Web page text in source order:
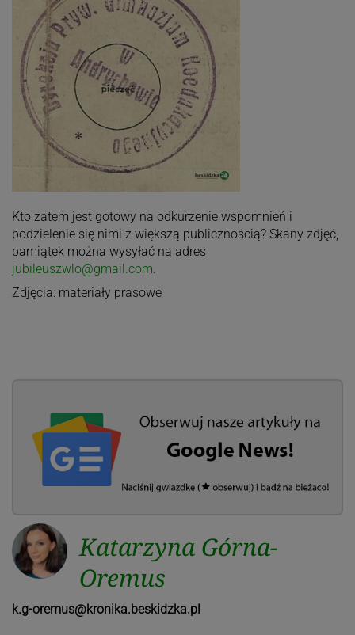
Kto zatem jest gotowy na odkurzenie wspomnień i
podzielenie się nimi z większą publicznością? Skany zdjęć,
pamiątek można wysyłać na adres
jubileuszwlo@gmail.com.
Zdjęcia: materiały prasowe
Katarzyna Górna-
Oremus
k.g-oremus@kronika.beskidzka.pl